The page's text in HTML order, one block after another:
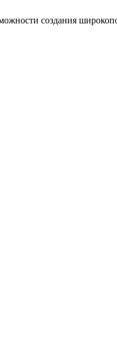
создания